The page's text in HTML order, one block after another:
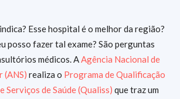
Esse hospital é o melhor da região?
posso fazer tal exame? São perguntas
médicos. AAgência Nacional de
(ANS) realiza o Programa de Qualificação
Serviços de Saúde (Qualiss) que traz um